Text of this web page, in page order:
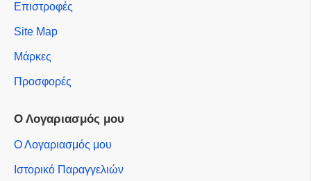
Επιστροφές
Site Map
Μάρκες
Προσφορές
Ο Λογαριασμός μου
Ο Λογαριασμός μου
Ιστορικό Παραγγελιών